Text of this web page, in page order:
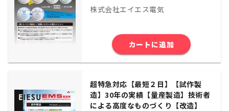
株式会社エイエス電気
カートに追加
超特急対応【最短２日】【試作製
造】30年の実績【量産製造】技術者
による高度なものづくり【改造】